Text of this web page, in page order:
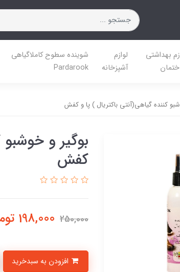
بهداشتی
لوازم
آشپزخانه
شوینده سطوح کاملاگیاهی
Pardarook
کننده گیاهی(آنتی باکتریال ) پا و کفش
بوگیر و خوشبو
کفش
250,000
198,000